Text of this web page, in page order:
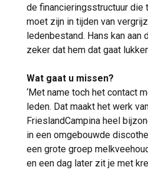
de financieringsstructuur
moet zijn in tijden van
ledenbestand. Hans kan aan
zeker dat hem dat gaat
Wat gaat u missen?
‘Met name toch het contact
leden. Dat maakt het werk
FrieslandCampina heel
in een omgebouwde
een grote groep
en een dag later zit je met